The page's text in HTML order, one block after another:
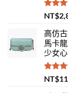
評分
滿分 5
NT$
高仿
馬卡
少女
評分
滿分 5
NT$